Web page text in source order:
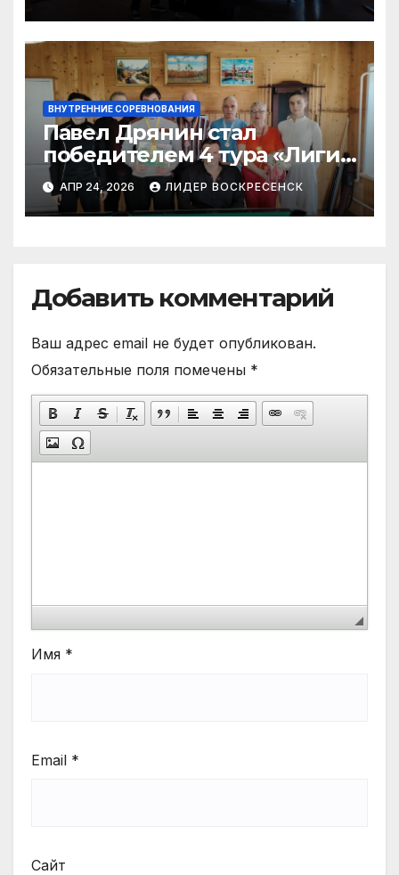
ВНУТРЕННИЕ СОРЕВНОВАНИЯ
Павел Дрянин стал
победителем 4 тура «Лиги
бильярда»
АПР 24, 2026 ЛИДЕР ВОСКРЕСЕНСК
Добавить комментарий
Ваш адрес email не будет опубликован.
Обязательные поля помечены *
Имя *
Email *
Сайт